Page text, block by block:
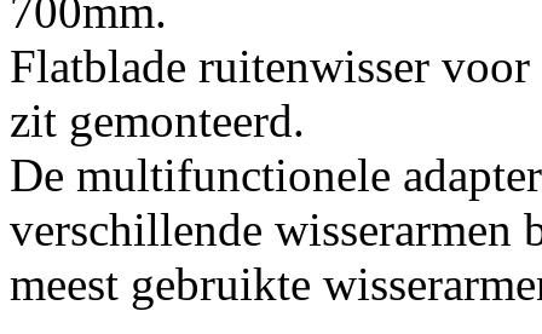
700mm.
Flatblade ruitenwisser voor
zit gemonteerd.
De multifunctionele
verschillende wisserarmen
meest gebruikte